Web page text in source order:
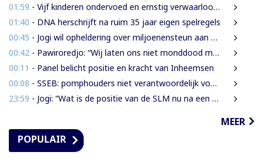
01:59 - Vijf kinderen ondervoed en ernstig verwaarloosd: 2,5 jaar cel geëist tegen vader
01:40 - DNA herschrijft na ruim 35 jaar eigen spelregels
00:45 - Jogi wil opheldering over miljoenensteun aan SLM en de resultaten daarvan
00:42 - Pawiroredjo: “Wij laten ons niet monddood maken”
00:11 - Panel belicht positie en kracht van Inheemsen
00:08 - SSEB: pomphouders niet verantwoordelijk voor hogere brandstofprijs bij afschaffing prijscap
23:59 - Jogi: “Wat is de positie van de SLM nu na een jaar miljoenen aan subsidie?”
MEER
POPULAIR